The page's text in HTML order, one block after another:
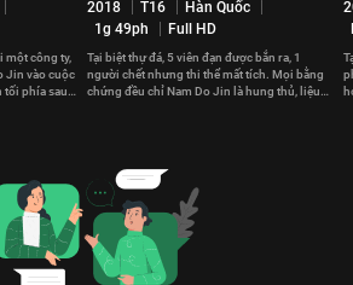
một công ty,
Jin vào cuộc
tối phía sau
2018 T16
Hàn Quốc
1g 49ph
Full HD
Tại biệt thự đá, 5 viên đạn được bắn ra, 1
người chết nhưng thi thể mất tích. Mọi bằng
chứng đều chỉ Nam Do Jin là hung thủ, liệu